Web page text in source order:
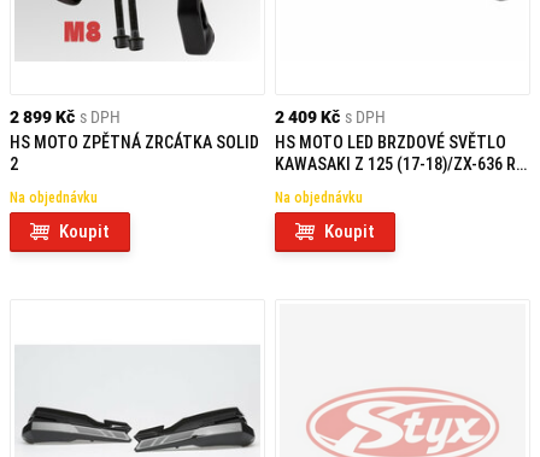
2 899 Kč s DPH
HS MOTO ZPĚTNÁ ZRCÁTKA SOLID
2
Na objednávku
Koupit
2 409 Kč s DPH
HS MOTO LED BRZDOVÉ SVĚTLO
KAWASAKI Z 125 (17-18)/ZX-636 R
Na objednávku
Koupit